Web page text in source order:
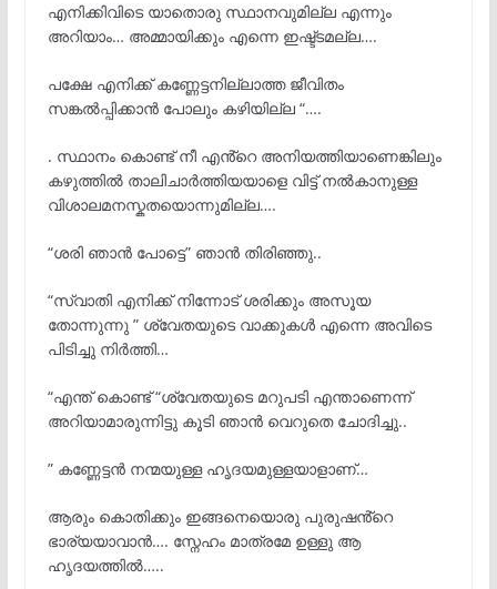
എനിക്കിവിടെ യാതൊരു സ്ഥാനവുമില്ല എന്നും
അറിയാം… അമ്മായിക്കും എന്നെ ഇഷ്ട്ടമല്ല….
പക്ഷേ എനിക്ക് കണ്ണേട്ടനില്ലാത്ത ജീവിതം
സങ്കൽപ്പിക്കാൻ പോലും കഴിയില്ല “….
. സ്ഥാനം കൊണ്ട് നീ എൻ്റെ അനിയത്തിയാണെങ്കിലും
കഴുത്തിൽ താലിചാർത്തിയയാളെ വിട്ട് നൽകാനുള്ള
വിശാലമനസ്കതയൊന്നുമില്ല….
“ശരി ഞാൻ പോട്ടെ” ഞാൻ തിരിഞ്ഞു..
“സ്വാതി എനിക്ക് നിന്നോട് ശരിക്കും അസൂയ
തോന്നുന്നു ” ശ്വേതയുടെ വാക്കുകൾ എന്നെ അവിടെ
പിടിച്ചു നിർത്തി…
“എന്ത് കൊണ്ട് “ശ്വേതയുടെ മറുപടി എന്താണെന്ന്
അറിയാമാരുന്നിട്ടു കൂടി ഞാൻ വെറുതെ ചോദിച്ചു..
” കണ്ണേട്ടൻ നന്മയുള്ള ഹൃദയമുള്ളയാളാണ്…
ആരും കൊതിക്കും ഇങ്ങനെയൊരു പുരുഷൻ്റെ
ഭാര്യയാവാൻ…. സ്നേഹം മാത്രമേ ഉള്ളു ആ
ഹൃദയത്തിൽ…..